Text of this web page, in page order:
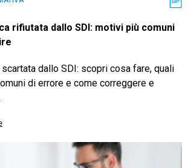
rifiutata dallo SDI: motivi più comuni
dallo SDI: scopri cosa fare, quali
di errore e come correggere e